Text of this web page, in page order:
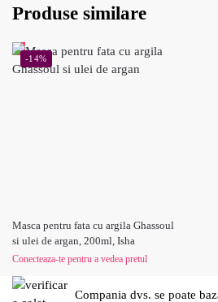
Produse similare
-14%
Masca pentru fata cu argila Ghassoul
si ulei de argan, 200ml, Isha
Conecteaza-te pentru a vedea pretul
Compania dvs. se poate